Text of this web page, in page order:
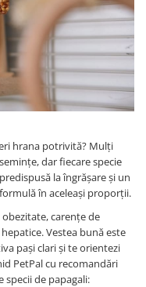
hrana potrivită? Mulți
dar fiecare specie
la îngrășare și un
în aceleași proporții.
carențe de
Vestea bună este
pași clari și te orientezi
PetPal cu recomandări
specii de papagali: